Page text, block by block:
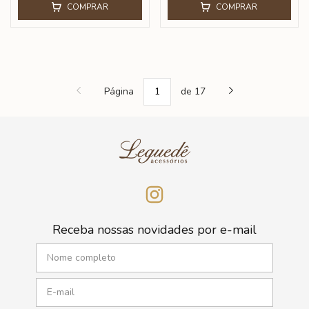
COMPRAR COMPRAR
Página de 17
Receba nossas novidades por e-mail